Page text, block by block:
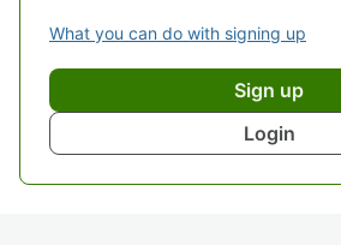
What you can do with signing up
Sign up
Login